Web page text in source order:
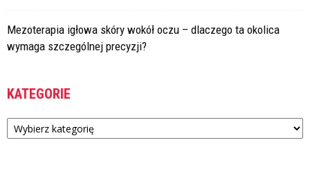
Mezoterapia igłowa skóry wokół oczu – dlaczego ta okolica
wymaga szczególnej precyzji?
KATEGORIE
Kategorie